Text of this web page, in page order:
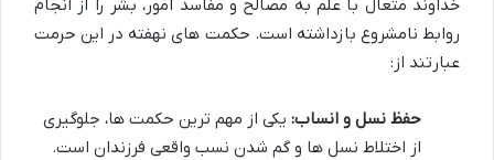
خداوند متعال با علم به مصالح و مفاسد امور، بشر را از انجام
روابط نامشروع بازداشته است. حکمت های نهفته در این حرمت
عبارتند از:
حفظ نسل و انساب: یکی از مهم ترین حکمت ها، جلوگیری
از اختلاط نسل ها و گم شدن نسب واقعی فرزندان است.